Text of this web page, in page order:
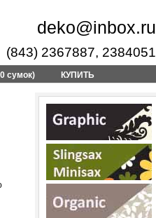
deko@inbox.ru
(843) 2367887, 2384051
сумок) КУПИТЬ